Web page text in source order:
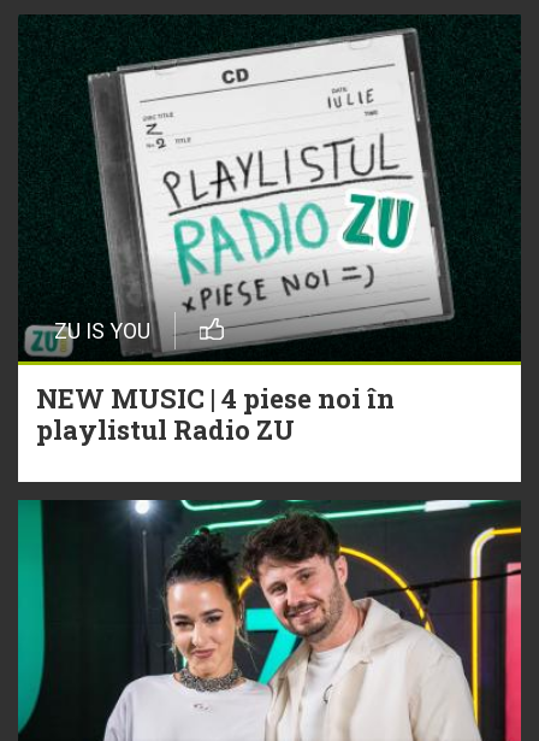
ZU IS YOU
NEW MUSIC | 4 piese noi în
playlistul Radio ZU